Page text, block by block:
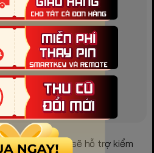
Pin Bảo Hùng sẽ hỗ trợ kiểm